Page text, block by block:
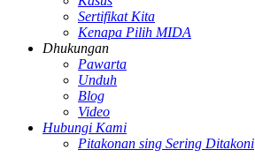
Sertifikat Kita
Kenapa Pilih MIDA
Dhukungan
Pawarta
Unduh
Blog
Video
Hubungi Kami
Pitakonan sing Sering Ditakoni